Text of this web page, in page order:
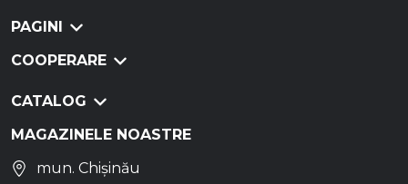
PAGINI
COOPERARE
CATALOG
MAGAZINELE NOASTRE
mun. Chișinău